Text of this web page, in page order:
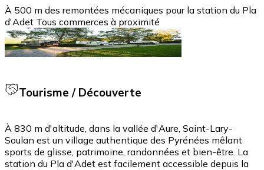
À 500 m des remontées mécaniques pour la station du Pla
d'Adet Tous commerces à proximité
Tourisme / Découverte
À 830 m d'altitude, dans la vallée d'Aure, Saint-Lary-
Soulan est un village authentique des Pyrénées mêlant
sports de glisse, patrimoine, randonnées et bien-être. La
station du Pla d'Adet est facilement accessible depuis la